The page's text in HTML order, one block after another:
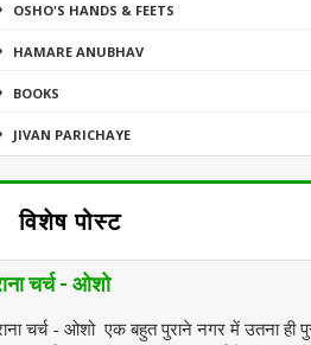
OSHO'S HANDS & FEETS
HAMARE ANUBHAV
BOOKS
JIVAN PARICHAYE
विशेष पोस्ट
चर्च - ओशो
चर्च - ओशो एक बहुत पुराने नगर में उतना ही